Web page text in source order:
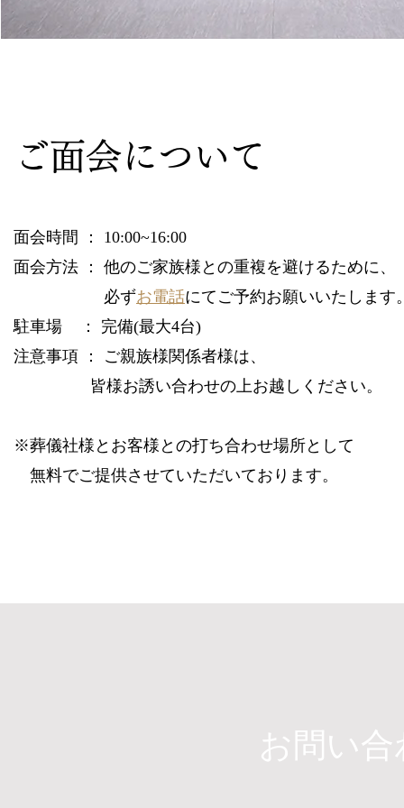
ご面会について
​面会時間 ： 10:00~16:00
面会方法 ： 他のご家族様との重複を避けるために、
必ずお電話にてご予約お願いいたします
​駐車場 ： 完備(最大4台)
注意事項 ： ご親族様関係者様は、
皆様お誘い合わせの上お越しください。
※葬儀社様とお客様との打ち合わせ場所として
無料で​ご提供させていただいております。
お問い合